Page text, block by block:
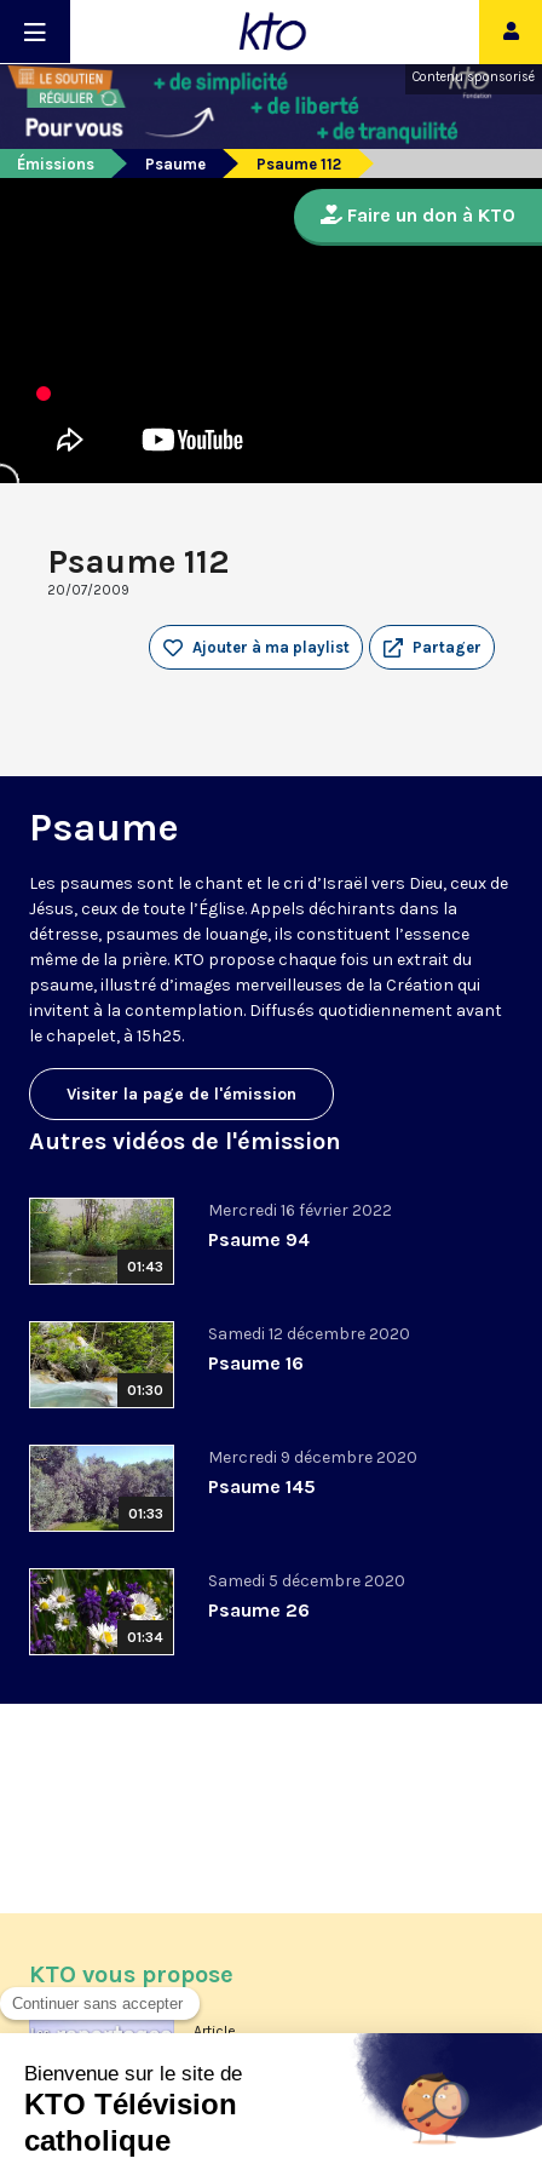
Contenu sponsorisé
Émissions Psaume Psaume 112
Psaume 112
20/07/2009
Partager
Ajouter à ma playlist
Psaume
Les psaumes sont le chant et le cri d’Israël vers Dieu, ceux de
Jésus, ceux de toute l’Église. Appels déchirants dans la
détresse, psaumes de louange, ils constituent l’essence
même de la prière. KTO propose chaque fois un extrait du
psaume, illustré d’images merveilleuses de la Création qui
invitent à la contemplation. Diffusés quotidiennement avant
le chapelet, à 15h25.
Visiter la page de l'émission
Autres vidéos de l'émission
01:43
Mercredi 16 février 2022
Psaume 94
01:30
Samedi 12 décembre 2020
Psaume 16
01:33
Mercredi 9 décembre 2020
Psaume 145
01:34
Samedi 5 décembre 2020
Psaume 26
Faire un don à KTO
KTO vous propose
Article
Les reportages d'été 2026 de KTO